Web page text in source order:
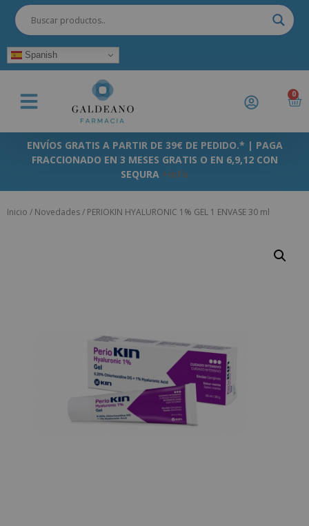
Spanish
0
ENVÍOS GRATIS A PARTIR DE 39€ DE PEDIDO.* | PAGA
FRACCIONADO EN 3 MESES GRATIS O EN 6,9,12 CON
SEQURA +info
Inicio / Novedades/ PERIOKIN HYALURONIC 1% GEL 1 ENVASE 30 ml